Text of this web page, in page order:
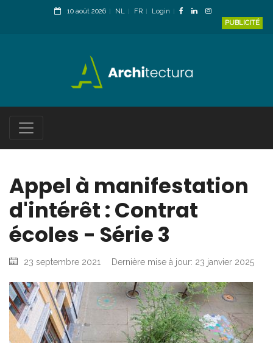
10 août 2026 NL FR
Login
PUBLICITÉ
Appel à manifestation
d'intérêt : Contrat
écoles - Série 3
23 septembre 2021 Dernière mise à jour: 23 janvier 2025